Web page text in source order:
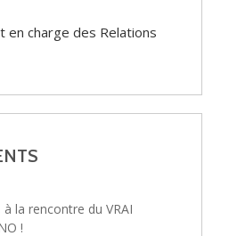
charge des Relations
la rencontre du VRAI
!